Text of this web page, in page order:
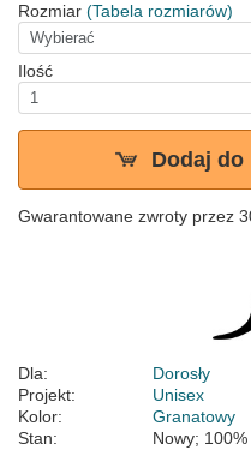
Rozmiar (Tabela rozmiarów)
Ilość
Dodaj do
Gwarantowane zwroty przez
Dla:
Dorosły
Projekt:
Unisex
Kolor:
Granatowy
Stan:
Nowy;